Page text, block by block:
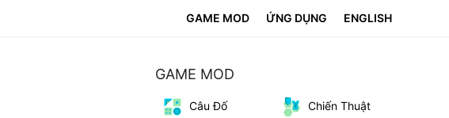
GAME MOD ỨNG DỤNG ENGLISH
GAME MOD
Câu Đố Chiến Thuật